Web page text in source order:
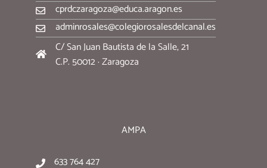
cprdczaragoza@educa.aragon.es
adminrosales@colegiorosalesdelcanal.es
C/ San Juan Bautista de la Salle, 21
C.P. 50012 · Zaragoza
AMPA
633 764 427